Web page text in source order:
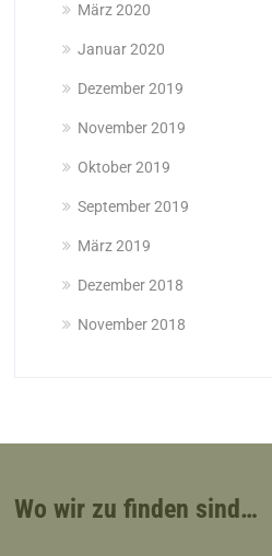
März 2020
Januar 2020
Dezember 2019
November 2019
Oktober 2019
September 2019
März 2019
Dezember 2018
November 2018
Wo wir zu finden sind…